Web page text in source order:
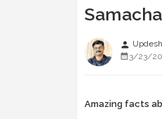
person
3/23/
Amazing facts